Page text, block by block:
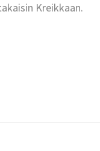
Kreikkaan.